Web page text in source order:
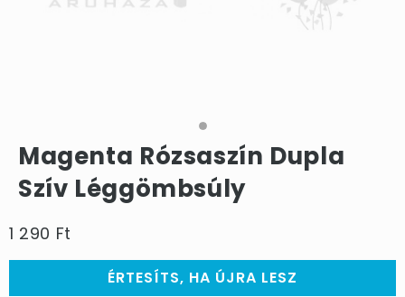
Magenta Rózsaszín Dupla
Szív Léggömbsúly
1 290 Ft
ÉRTESÍTS, HA ÚJRA LESZ